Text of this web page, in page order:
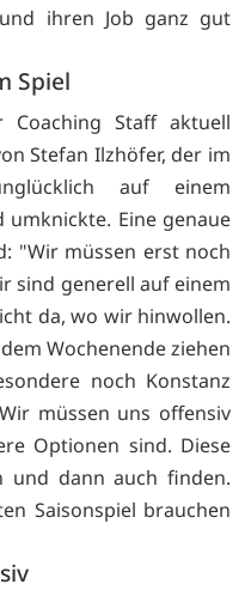
ihren Job ganz gut
Spiel
Staff aktuell
Stefan Ilzhöfer, der im
auf einem
umknickte. Eine genaue
"Wir müssen erst noch
sind generell auf einem
da, wo wir hinwollen.
Wochenende ziehen
noch Konstanz
müssen uns offensiv
Optionen sind. Diese
und dann auch finden.
Saisonspiel brauchen